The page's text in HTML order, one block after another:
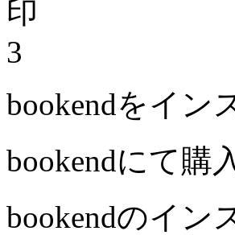
3
bookendをイン
bookendにて購
bookendのイン